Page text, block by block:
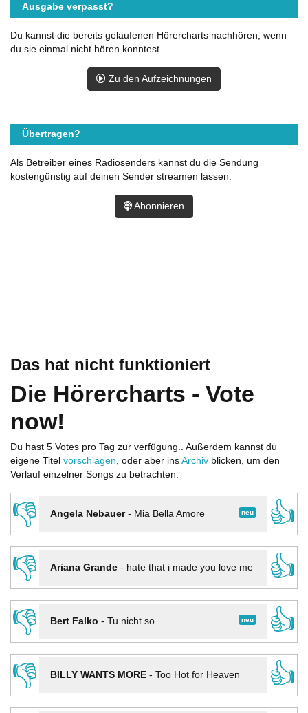
Das hat nicht funktioniert
Die Hörercharts - Vote
now!
Du hast 5 Votes pro Tag zur verfügung.. Außerdem kannst du
eigene Titel vorschlagen, oder aber ins Archiv blicken, um den
Verlauf einzelner Songs zu betrachten.
👎 neu
Angela Nebauer- Mia Bella Amore
👍
👎
Ariana Grande- hate that i made you love me
👍
👎
neu
Bert Falko - Tu nicht so
👍
👎
BILLY WANTS MORE- Too Hot for Heaven
👍
Ausgabe verpasst?
Du kannst die bereits gelaufenen Hörercharts nachhören, wenn
du sie einmal nicht hören konntest.
Zu den Aufzeichnungen
Übertragen?
Als Betreiber eines Radiosenders kannst du die Sendung
kostengünstig auf deinen Sender streamen lassen.
Abonnieren